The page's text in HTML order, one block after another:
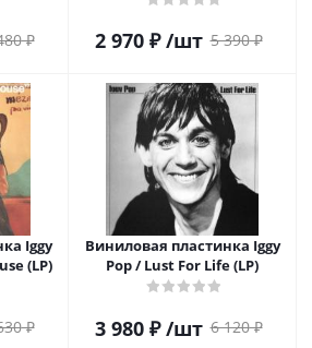
₽ 2 970₽ /шт 5 390₽
Iggy
(LP)
₽
Виниловая пластинка Iggy
Pop / Lust For Life (LP)
3 980₽ /шт 6 120₽